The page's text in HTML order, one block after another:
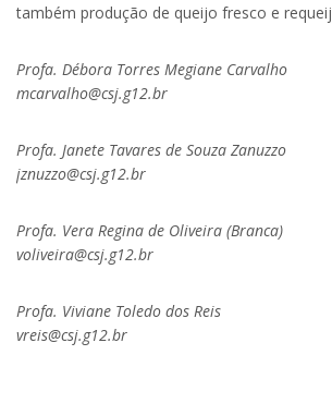
também produção de queijo fresco e
Profa. Débora Torres Megiane Carvalho
mcarvalho@csj.g12.br
Profa. Janete Tavares de Souza Zanuzzo
jznuzzo@csj.g12.br
Profa. Vera Regina de Oliveira (Branca)
voliveira@csj.g12.br
Profa. Viviane Toledo dos Reis
vreis@csj.g12.br